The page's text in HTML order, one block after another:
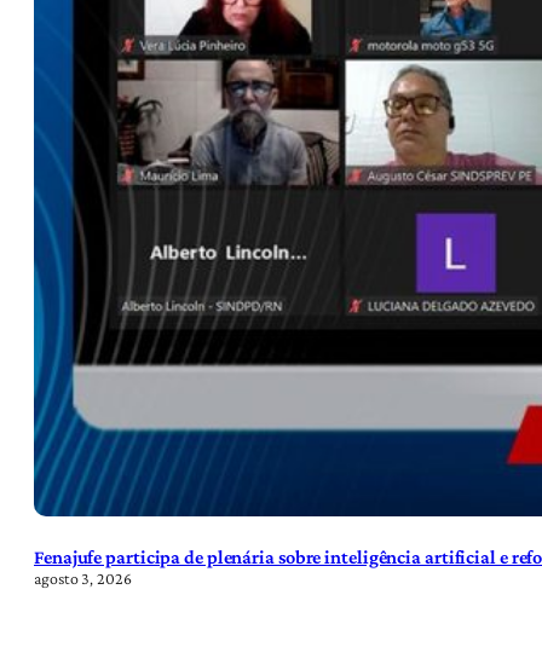
Fenajufe participa de plenária sobre inteligência artificial e
agosto 3, 2026